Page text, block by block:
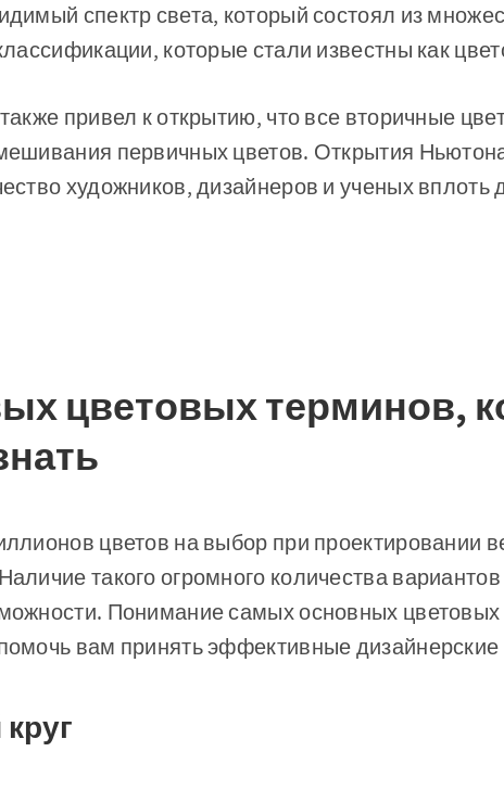
спектр света, который состоял из
которые стали известны как
привел к открытию, что все вторичные
первичных цветов. Открытия
художников, дизайнеров и ученых вплоть
цветовых терминов,
цветов на выбор при проектировании
такого огромного количества
Понимание самых основных цветовых
вам принять эффективные